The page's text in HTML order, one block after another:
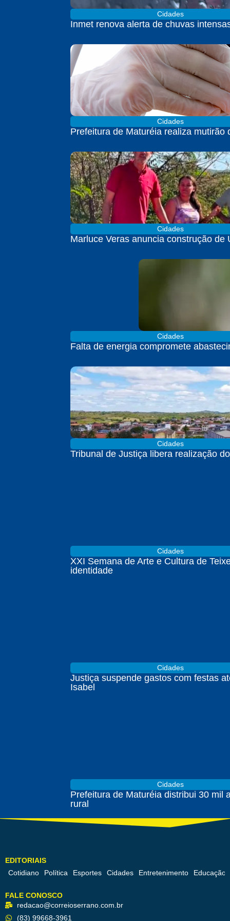
Cidades
Inmet renova alerta de chuvas
Cidades
Prefeitura de Maturéia realiza
Cidades
Marluce Veras anuncia construção
Cidades
Falta de energia compromete
Cidades
Tribunal de Justiça libera realização
Cidades
XXI Semana de Arte e Cultura de
identidade
Cidades
Justiça suspende gastos com festas
Isabel
Cidades
Prefeitura de Maturéia distribui 30 mil
rural
EDITORIAIS
Cotidiano
Política Esportes Cidades Entretenimento Educação
FALE CONOSCO
redacao@correioserrano.com.br
(83) 99668-3961